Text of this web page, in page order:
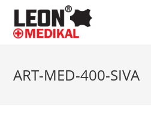
ART-MED-400-SIVA